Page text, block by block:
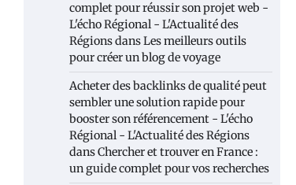
complet pour réussir son projet web -
L'écho Régional - L'Actualité des
RégionsdansLes meilleurs outils
pour créer un blog de voyage
Acheter des backlinks de qualité peut
sembler une solution rapide pour
booster son référencement - L'écho
Régional - L'Actualité des Régions
dansChercher et trouver en France :
un guide complet pour vos recherches